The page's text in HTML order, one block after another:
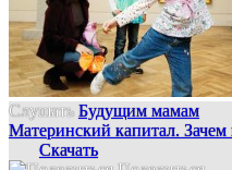
Слушать Будущим мамам
Материнский капитал. Зачем
Скачать